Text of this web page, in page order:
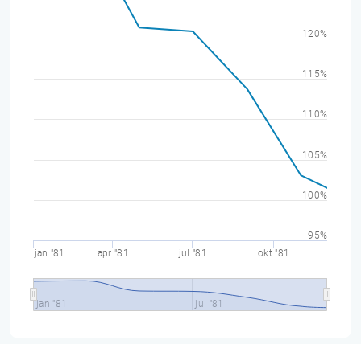
jan "81 apr "81 jul "81 okt "81
jan "81 jul "81
95%
100%
105%
110%
115%
120%